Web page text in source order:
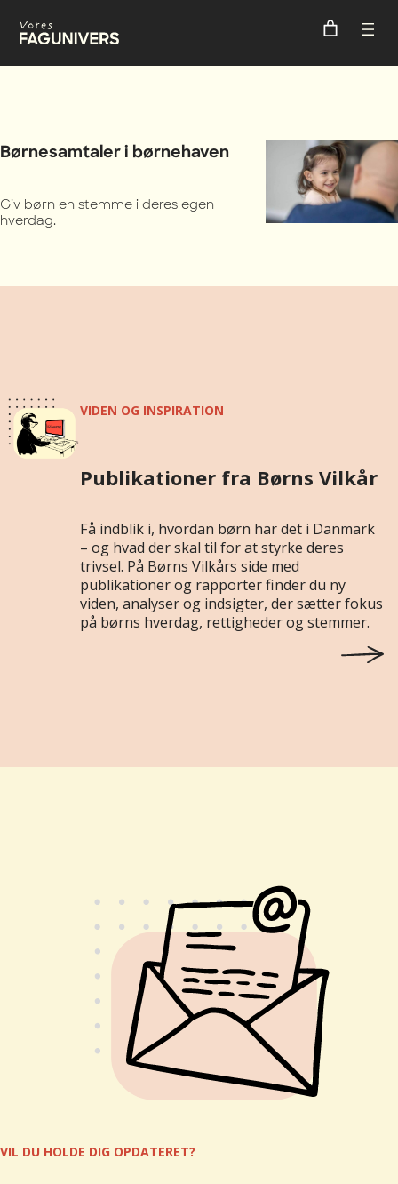
indhold
Børnesamtaler i børnehaven
Giv børn en stemme i deres egen
hverdag.
VIDEN OG INSPIRATION
Publikationer fra Børns Vilkår
Få indblik i, hvordan børn har det i Danmark
– og hvad der skal til for at styrke deres
trivsel. På Børns Vilkårs side med
publikationer og rapporter finder du ny
viden, analyser og indsigter, der sætter fokus
på børns hverdag, rettigheder og stemmer.
VIL DU HOLDE DIG OPDATERET?